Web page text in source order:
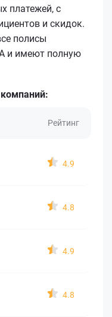
платежей, с
и скидок.
полисы
и имеют полную
Рейтинг
4.9
4.8
4.9
4.8